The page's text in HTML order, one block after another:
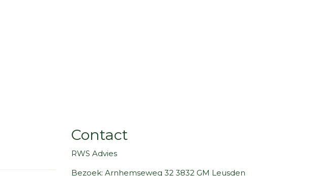
Contact
RWS Advies
Bezoek: Arnhemseweg 32 3832 GM Leusden